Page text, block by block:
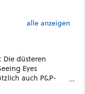
alle anzeigen
Die düsteren
Eyes
auch P&P-